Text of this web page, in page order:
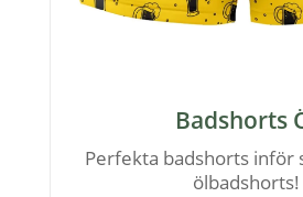
Badshorts
Perfekta badshorts inför
ölbadshorts!